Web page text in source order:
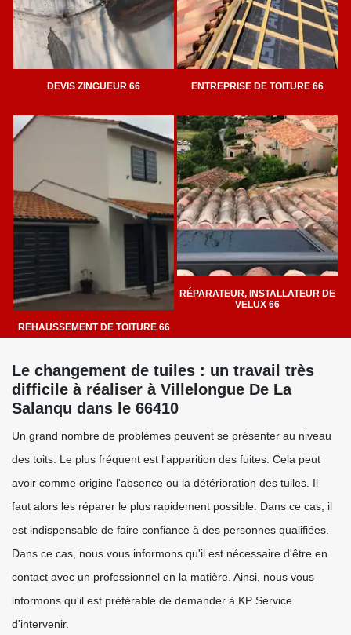
DEVIS ZINGUEUR 66 ENTREPRISE DE TOITURE 66
REHAUSSEMENT DE TOITURE 66
RÉPARATEUR, INSTALLATEUR DE
VELUX 66
Le changement de tuiles : un travail très
difficile à réaliser à Villelongue De La
Salanqu dans le 66410
Un grand nombre de problèmes peuvent se présenter au niveau
des toits. Le plus fréquent est l'apparition des fuites. Cela peut
avoir comme origine l'absence ou la détérioration des tuiles. Il
faut alors les réparer le plus rapidement possible. Dans ce cas, il
est indispensable de faire confiance à des personnes qualifiées.
Dans ce cas, nous vous informons qu'il est nécessaire d'être en
contact avec un professionnel en la matière. Ainsi, nous vous
informons qu'il est préférable de demander à KP Service
d'intervenir.